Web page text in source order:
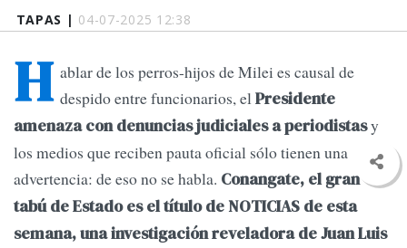
TAPAS | 04-07-2025 12:38
H ablar de los perros-hijos de Milei es causal de
despido entre funcionarios, elPresidente
amenaza con denuncias judiciales a periodistasy
los medios que reciben pauta oficial sólo tienen una
advertencia: de eso no se habla. Conangate, el gran
tabú de Estado es el título de NOTICIAS de esta
semana, una investigación reveladora de Juan Luis